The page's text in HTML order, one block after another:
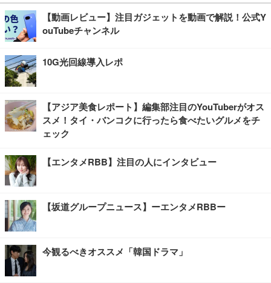
【動画レビュー】注目ガジェットを動画で解説！公式Y
ouTubeチャンネル
10G光回線導入レポ
【アジア美食レポート】編集部注目のYouTuberがオス
スメ！タイ・バンコクに行ったら食べたいグルメをチ
ェック
【エンタメRBB】注目の人にインタビュー
【坂道グループニュース】ーエンタメRBBー
今観るべきオススメ「韓国ドラマ」